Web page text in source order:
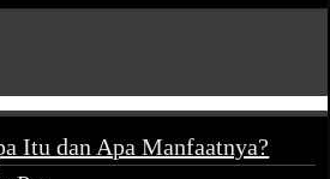
Itu dan Apa Manfaatnya?